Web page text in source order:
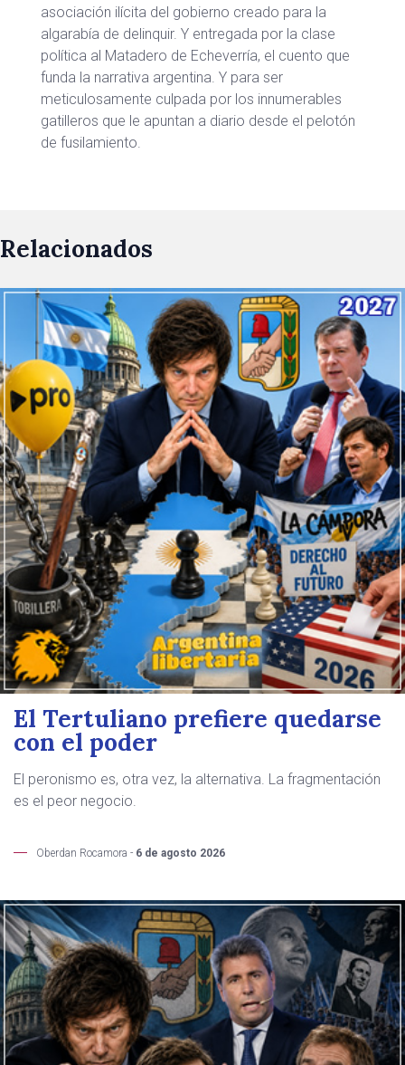
asociación ilícita del gobierno creado para la
algarabía de delinquir. Y entregada por la clase
política al Matadero de Echeverría, el cuento que
funda la narrativa argentina. Y para ser
meticulosamente culpada por los innumerables
gatilleros que le apuntan a diario desde el pelotón
de fusilamiento.
Relacionados
El Tertuliano prefiere quedarse
con el poder
El peronismo es, otra vez, la alternativa. La fragmentación
es el peor negocio.
Oberdan Rocamora - 6 de agosto 2026